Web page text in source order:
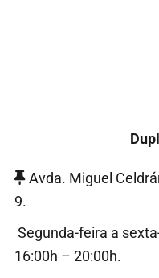
Avda. Miguel
9.
Segunda-feira a
16:00h – 20:00h.